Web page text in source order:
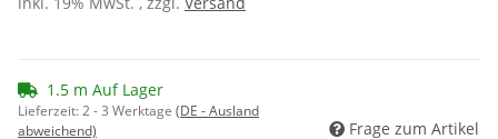
1.5 m Auf Lager
Lieferzeit:2 - 3 Werktage (DE - Ausland
abweichend)
Frage zum Artikel